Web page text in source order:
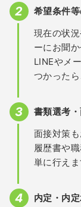
希望条件
現在の状
ーにお聞か
LINEやメ
つかった
書類選考
面接対策も
履歴書や
単に行えま
内定・内